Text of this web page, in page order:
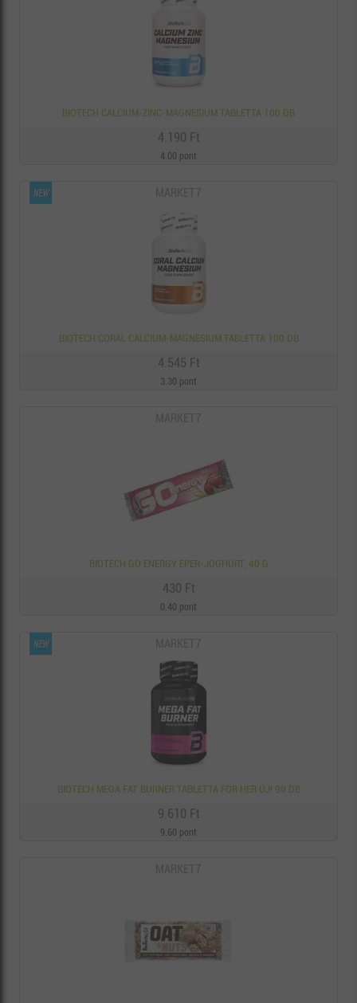
BIOTECH CALCIUM-ZINC-MAGNESIUM TABLETTA 100 DB
4.190 Ft
4.00 pont
BIOTECH CORAL CALCIUM-MAGNESIUM TABLETTA 100 DB
4.545 Ft
3.30 pont
BIOTECH GO ENERGY EPER-JOGHURT, 40 G
430 Ft
0.40 pont
BIOTECH MEGA FAT BURNER TABLETTA FOR HER ÚJ! 90 DB
9.610 Ft
9.60 pont